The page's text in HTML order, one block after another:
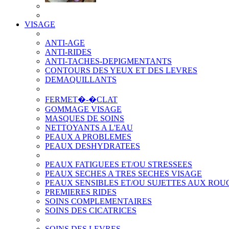
VISAGE
ANTI-AGE
ANTI-RIDES
ANTI-TACHES-DEPIGMENTANTS
CONTOURS DES YEUX ET DES LEVRES
DEMAQUILLANTS
FERMET�-�CLAT
GOMMAGE VISAGE
MASQUES DE SOINS
NETTOYANTS A L'EAU
PEAUX A PROBLEMES
PEAUX DESHYDRATEES
PEAUX FATIGUEES ET/OU STRESSEES
PEAUX SECHES A TRES SECHES VISAGE
PEAUX SENSIBLES ET/OU SUJETTES AUX
PREMIERES RIDES
SOINS COMPLEMENTAIRES
SOINS DES CICATRICES